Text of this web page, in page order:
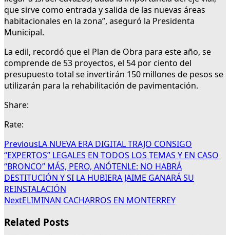
que sirve como entrada y salida de las nuevas áreas
habitacionales en la zona”, aseguró la Presidenta
Municipal.
La edil, recordó que el Plan de Obra para este año, se
comprende de 53 proyectos, el 54 por ciento del
presupuesto total se invertirán 150 millones de pesos se
utilizarán para la rehabilitación de pavimentación.
Share:
Rate:
PreviousLA NUEVA ERA DIGITAL TRAJO CONSIGO
“EXPERTOS” LEGALES EN TODOS LOS TEMAS Y EN CASO
“BRONCO” MÁS, PERO, ANÓTENLE: NO HABRÁ
DESTITUCIÓN Y SI LA HUBIERA JAIME GANARÁ SU
REINSTALACIÓN
NextELIMINAN CACHARROS EN MONTERREY
Related Posts